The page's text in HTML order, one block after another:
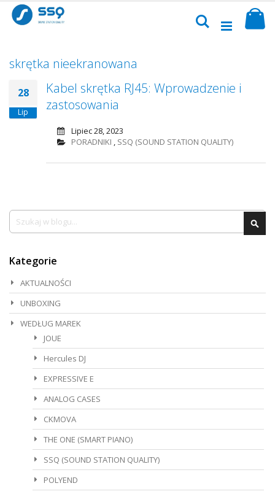
Przejdź
do
treści
Szukaj
skrętka nieekranowana
28
Lip
Kabel skrętka RJ45: Wprowadzenie i
zastosowania
Lipiec 28, 2023
PORADNIKI , SSQ (SOUND STATION QUALITY)
Szukaj
Kategorie
AKTUALNOŚCI
UNBOXING
WEDŁUG MAREK
JOUE
Hercules DJ
EXPRESSIVE E
ANALOG CASES
CKMOVA
THE ONE (SMART PIANO)
SSQ (SOUND STATION QUALITY)
POLYEND